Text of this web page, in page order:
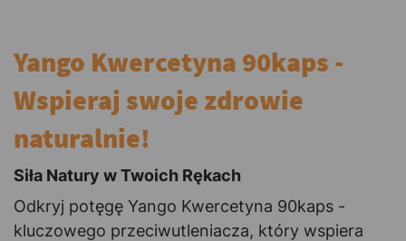
Yango Kwercetyna 90kaps -
Wspieraj swoje zdrowie
naturalnie!
Siła Natury w Twoich Rękach
Odkryj potęgę Yango Kwercetyna 90kaps -
kluczowego przeciwutleniacza, który wspiera